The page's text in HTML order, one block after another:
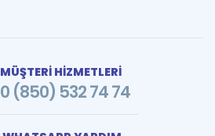
MÜŞTERİ HİZMETLERİ
0 (850) 532 74 74